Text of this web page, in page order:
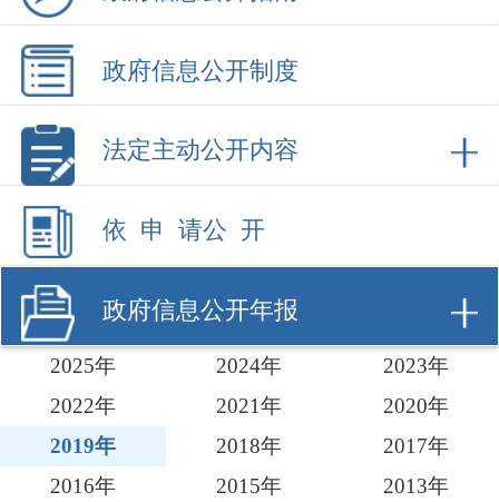
法定主动公开内容
依 申 请公 开
政府信息公开年报
2025年
2022年
2019年
2018年
2016年
2015年
2009年
各县(市)链接